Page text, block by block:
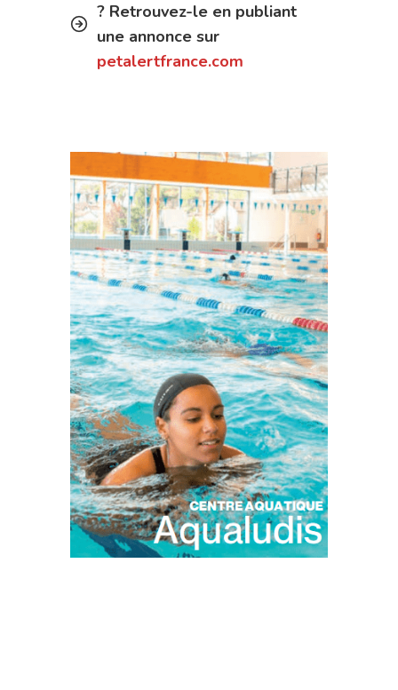
? Retrouvez-le en publiant
une annonce sur
petalertfrance.com